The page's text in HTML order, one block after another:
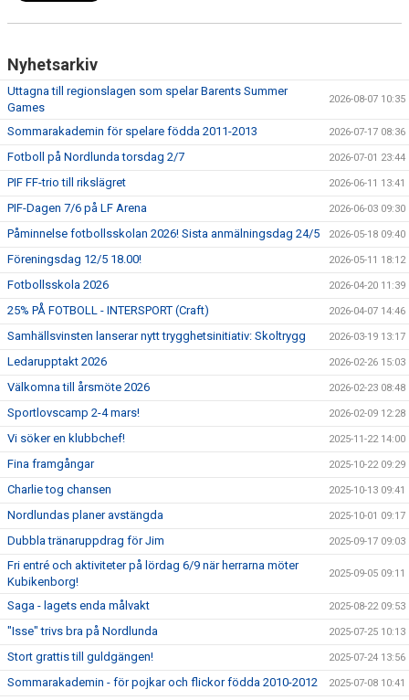
Nyhetsarkiv
Uttagna till regionslagen som spelar Barents Summer
Games
2026-08-07 10:35
Sommarakademin för spelare födda 2011-2013 2026-07-17 08:36
Fotboll på Nordlunda torsdag 2/7 2026-07-01 23:44
PIF FF-trio till rikslägret 2026-06-11 13:41
PIF-Dagen 7/6 på LF Arena 2026-06-03 09:30
Påminnelse fotbollsskolan 2026! Sista anmälningsdag 24/5 2026-05-18 09:40
Föreningsdag 12/5 18.00! 2026-05-11 18:12
Fotbollsskola 2026 2026-04-20 11:39
25% PÅ FOTBOLL - INTERSPORT (Craft) 2026-04-07 14:46
Samhällsvinsten lanserar nytt trygghetsinitiativ: Skoltrygg 2026-03-19 13:17
Ledarupptakt 2026 2026-02-26 15:03
Välkomna till årsmöte 2026 2026-02-23 08:48
Sportlovscamp 2-4 mars! 2026-02-09 12:28
Vi söker en klubbchef! 2025-11-22 14:00
Fina framgångar 2025-10-22 09:29
Charlie tog chansen 2025-10-13 09:41
Nordlundas planer avstängda 2025-10-01 09:17
Dubbla tränaruppdrag för Jim 2025-09-17 09:03
Fri entré och aktiviteter på lördag 6/9 när herrarna möter
Kubikenborg!
2025-09-05 09:11
Saga - lagets enda målvakt 2025-08-22 09:53
"Isse" trivs bra på Nordlunda 2025-07-25 10:13
Stort grattis till guldgängen! 2025-07-24 13:56
Sommarakademin - för pojkar och flickor födda 2010-2012 2025-07-08 10:41